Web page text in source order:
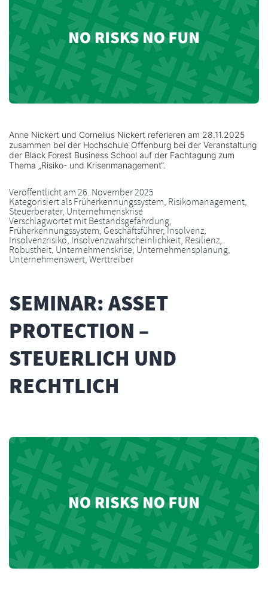
Anne Nickert und Cornelius Nickert referieren am 28.11.2025
zusammen bei der Hochschule Offenburg bei der Veranstaltung
der Black Forest Business School auf der Fachtagung zum
Thema „Risiko- und Krisenmanagement“.
Veröffentlicht am26. November 2025
Kategorisiert alsFrüherkennungssystem, Risikomanagement,
Steuerberater, Unternehmenskrise
Verschlagwortet mitBestandsgefährdung,
Früherkennungssystem, Geschäftsführer,Insolvenz,
Insolvenzrisiko, Insolvenzwahrscheinlichkeit, Resilienz,
Robustheit, Unternehmenskrise, Unternehmensplanung,
Unternehmenswert,Werttreiber
SEMINAR: ASSET
PROTECTION –
STEUERLICH UND
RECHTLICH